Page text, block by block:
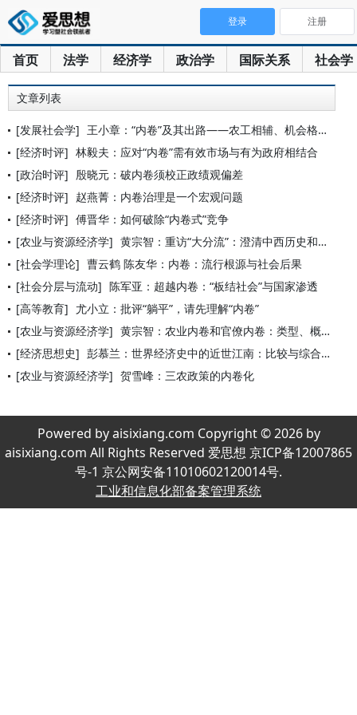
首页 法学 经济学 政治学 国际关系 社会学
登录 注册
文章列表
[发展社会学] 王小章：“内卷”及其出路——农工相辅、机会格局与发展
[经济时评] 林毅夫：应对“内卷”需有效市场与有为政府相结合
[政治时评] 殷晓元：破内卷须校正政绩观偏差
[经济时评] 赵燕菁：内卷治理是一个宏观问题
[经济时评] 傅晋华：如何破除“内卷式”竞争
[农业与资源经济学] 黄宗智：重访“大分流”：澄清中西历史和现实中两大不同农业演变
[社会学理论] 曹云鹤 陈友华：内卷：流行根源与社会后果
[社会分层与流动] 陈军亚：超越内卷：“板结社会”与国家渗透
[高等教育] 尤小立：批评“躺平”，请先理解“内卷”
[农业与资源经济学] 黄宗智：农业内卷和官僚内卷：类型、概念、经验概括、运作机制
[经济思想史] 彭慕兰：世界经济史中的近世江南：比较与综合观察
[农业与资源经济学] 贺雪峰：三农政策的内卷化
Powered by aisixiang.com Copyright © 2026 by
aisixiang.com All Rights Reserved 爱思想 京ICP备12007865
号-1 京公网安备11010602120014号.
工业和信息化部备案管理系统